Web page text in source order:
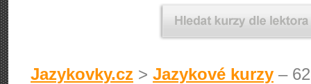
Jazykovky.cz > Jazykové kurzy –